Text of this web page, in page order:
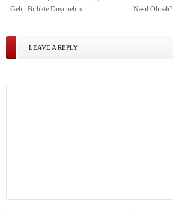
Gelin Birlikte Düşünelim
Nasıl Olmalı?
LEAVE A REPLY